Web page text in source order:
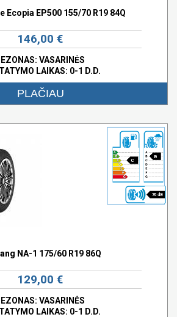
Ecopia EP500 155/70 R19 84Q
146,00 €
VASARINĖS
LAIKAS: 0-1 D.D.
PLAČIAU
C
B
70 dB
NA-1 175/60 R19 86Q
129,00 €
VASARINĖS
LAIKAS: 0-1 D.D.